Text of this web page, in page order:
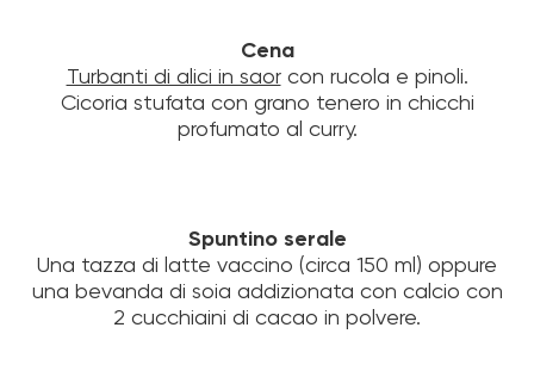
Cena
Turbanti di alici in saorcon rucola e pinoli.
Cicoria stufata con grano tenero in chicchi
profumato al curry.
Spuntino serale
Una tazza di latte vaccino (circa 150 ml) oppure
una bevanda di soia addizionata con calcio con
2 cucchiaini di cacao in polvere.